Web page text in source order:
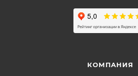
КОМПАНИЯ